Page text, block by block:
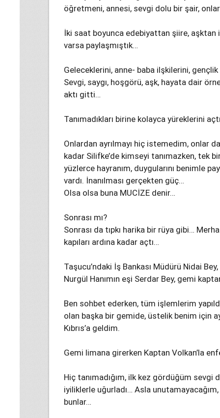
öğretmeni, annesi, sevgi dolu bir şair,
İki saat boyunca edebiyattan şiire, aşktan
varsa paylaşmıştık…
Geleceklerini, anne- baba ilşkilerini, gençlik
Sevgi, saygı, hoşgörü, aşk, hayata dair
aktı gitti…
Tanımadıkları birine kolayca yüreklerini
Onlardan ayrılmayı hiç istemedim, onlar
kadar Silifke’de kimseyi tanımazken, tek
yüzlerce hayranım, duygularını benimle
vardı. İnanılması gerçekten güç…
Olsa olsa buna MUCİZE denir…
Sonrası mı?
Sonrası da tıpkı harika bir rüya gibi…
kapıları ardına kadar açtı…
Taşucu’ndaki İş Bankası Müdürü Nidai
Nurgül Hanımın eşi Serdar Bey, gemi
Ben sohbet ederken, tüm işlemlerim
olan başka bir gemide, üstelik benim için
Kıbrıs’a geldim.
Gemi limana girerken Kaptan Volkan’la
Hiç tanımadığım, ilk kez gördüğüm sevgi
iyiliklerle uğurladı… Asla
bunlar…